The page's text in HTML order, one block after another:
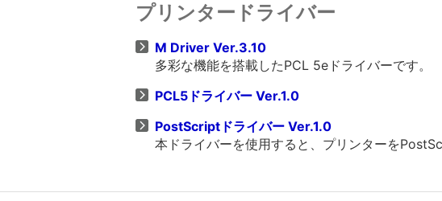
プリンタードライバー
M Driver Ver.3.10
多彩な機能を搭載したPCL 5eドライバーです。
PCL5ドライバー Ver.1.0
PostScriptドライバー Ver.1.0
本ドライバーを使用すると、プリンターを